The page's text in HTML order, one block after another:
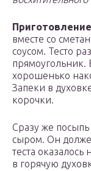
вместе со
соусом. Тесто
прямоугольник.
хорошенько
Запеки в
корочки.
Сразу же
сыром. Он
теста
в горячую